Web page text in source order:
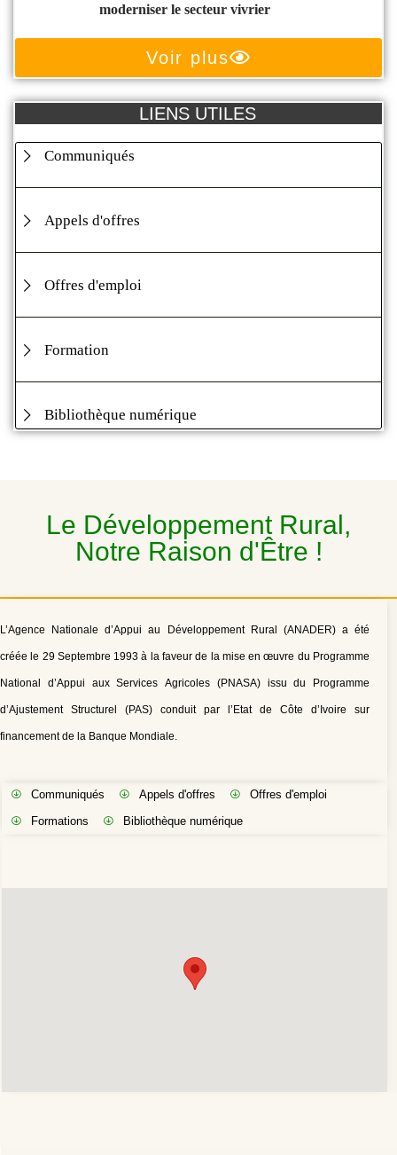
moderniser le secteur vivrier
Voir plus
LIENS UTILES
Communiqués
Appels d'offres
Offres d'emploi
Formation
Bibliothèque numérique
Le Développement Rural,
Notre Raison d'Être !
L’Agence Nationale d’Appui au Développement Rural (ANADER) a été
créée le 29 Septembre 1993 à la faveur de la mise en œuvre du Programme
National d’Appui aux Services Agricoles (PNASA) issu du Programme
d’Ajustement Structurel (PAS) conduit par l’Etat de Côte d’Ivoire sur
financement de la Banque Mondiale.
Communiqués Appels d'offres
Offres d'emploi
Formations
Bibliothèque numérique